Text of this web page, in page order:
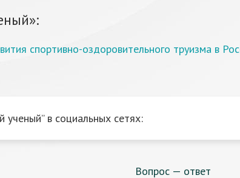
спортивно-оздоровительного труизма в
в социальных сетях:
Вопрос — ответ